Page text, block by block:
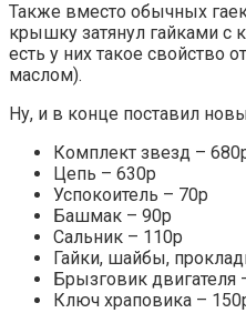
Также вместо обычных
крышку затянул гайками с
есть у них такое свойство
маслом).
Ну, и в конце поставил
Комплект звезд –
Цепь – 630р
Успокоитель – 70р
Башмак – 90р
Сальник – 110р
Гайки, шайбы,
Брызговик двигателя
Ключ храповика –